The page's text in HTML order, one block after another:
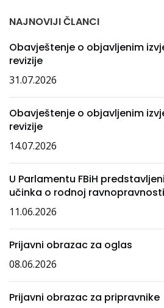
NAJNOVIJI ČLANCI
Obavještenje o objavljenim
revizije
31.07.2026
Obavještenje o objavljenim
revizije
14.07.2026
U Parlamentu FBiH
učinka o rodnoj ravnopravnosti
11.06.2026
Prijavni obrazac za oglas
08.06.2026
Prijavni obrazac za pripravnike